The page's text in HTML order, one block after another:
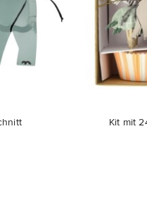
Kit mit